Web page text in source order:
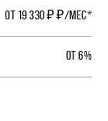
ОТ 19 330 ₽ ₽/МЕС*
ОТ 6%